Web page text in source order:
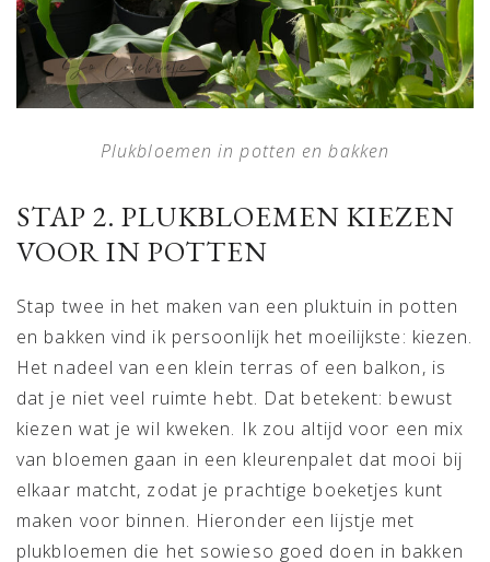
Plukbloemen in potten en bakken
STAP 2. PLUKBLOEMEN KIEZEN
VOOR IN POTTEN
Stap twee in het maken van een pluktuin in potten
en bakken vind ik persoonlijk het moeilijkste: kiezen.
Het nadeel van een klein terras of een balkon, is
dat je niet veel ruimte hebt. Dat betekent: bewust
kiezen wat je wil kweken. Ik zou altijd voor een mix
van bloemen gaan in een kleurenpalet dat mooi bij
elkaar matcht, zodat je prachtige boeketjes kunt
maken voor binnen. Hieronder een lijstje met
plukbloemen die het sowieso goed doen in bakken